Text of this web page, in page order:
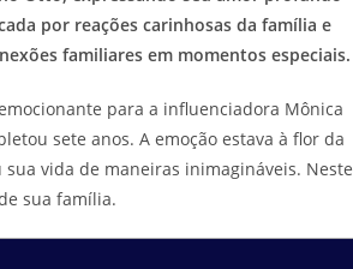
por reações carinhosas da família e
familiares em momentos especiais.
para a influenciadora Mônica
sete anos. A emoção estava à flor da
vida de maneiras inimagináveis. Neste
sua família.